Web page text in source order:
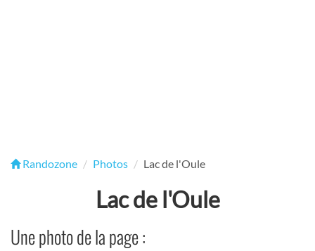
Randozone Photos Lac de l'Oule
Lac de l'Oule
Une photo de la page :